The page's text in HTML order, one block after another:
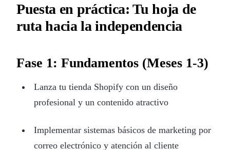
Puesta en práctica: Tu hoja de
ruta hacia la independencia
Fase 1: Fundamentos (Meses 1-3)
Lanza tu tienda Shopify con un diseño
profesional y un contenido atractivo
Implementar sistemas básicos de marketing por
correo electrónico y atención al cliente